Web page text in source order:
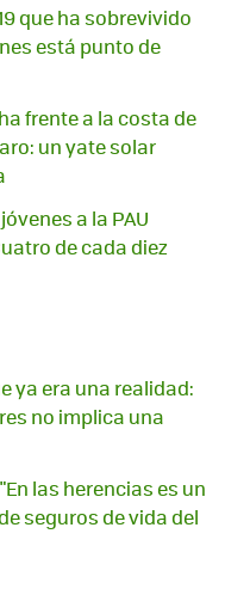
que ha sobrevivido
está punto de
frente a la costa de
un yate solar
a la PAU
de cada diez
ya era una realidad:
no implica una
las herencias es un
seguros de vida del